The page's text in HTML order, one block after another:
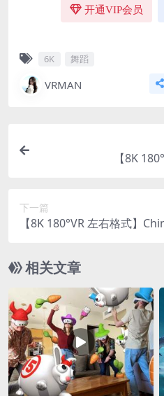
开通VIP会员
6K 舞蹈
VRMAN
【8K
下一篇
【8K 180°VR 左右格式】
相关文章